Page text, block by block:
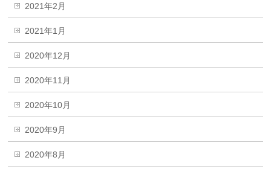
2021年2月
2021年1月
2020年12月
2020年11月
2020年10月
2020年9月
2020年8月